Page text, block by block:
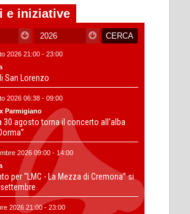
e iniziative
2026 21:00 - 23:00
San Lorenzo
2026 06:38 - 09:00
Parmigiano
30 agosto torna il concerto all’alba
2026 09:00 - 14:00
per “LMC - La Mezza di Cremona” si
2026 21:00 - 23:00